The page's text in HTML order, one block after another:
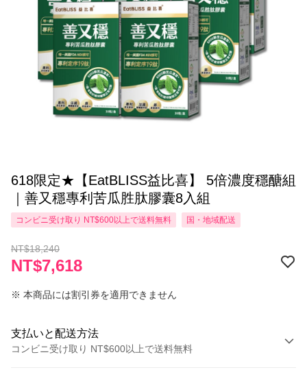
618限定★【EatBLISS益比喜】 5倍濃度穩醣組
｜善又穩專利苦瓜胜肽膠囊8入組
コンビニ受け取り NT$600以上で送料無料 国・地域配送
NT$18,240
NT$7,618
※ 本商品には割引券を適用できません
支払いと配送方法
コンビニ受け取り NT$600以上で送料無料